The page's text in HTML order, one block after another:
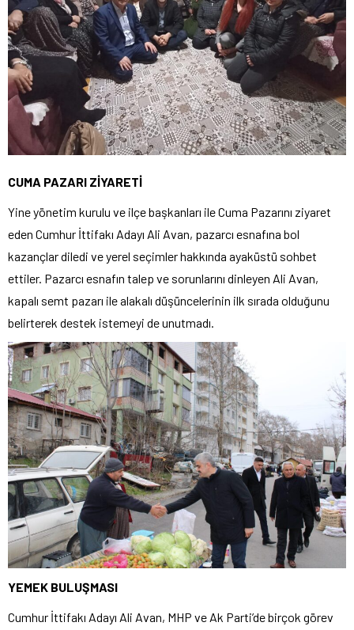
CUMA PAZARI ZİYARETİ
Yine yönetim kurulu ve ilçe başkanları ile Cuma Pazarını ziyaret
eden Cumhur İttifakı Adayı Ali Avan, pazarcı esnafına bol
kazançlar diledi ve yerel seçimler hakkında ayaküstü sohbet
ettiler. Pazarcı esnafın talep ve sorunlarını dinleyen Ali Avan,
kapalı semt pazarı ile alakalı düşüncelerinin ilk sırada olduğunu
belirterek destek istemeyi de unutmadı.
YEMEK BULUŞMASI
Cumhur İttifakı Adayı Ali Avan, MHP ve Ak Parti’de birçok görev